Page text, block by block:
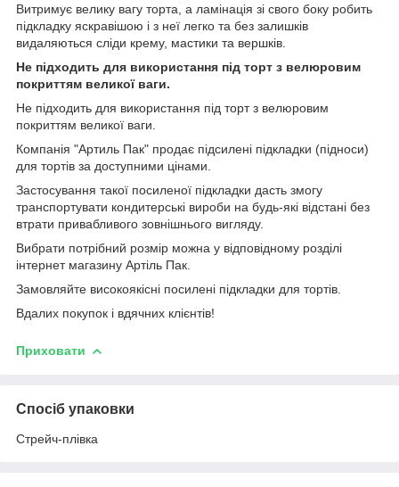
Витримує велику вагу торта, а ламінація зі свого боку робить
підкладку яскравішою і з неї легко та без залишків
видаляються сліди крему, мастики та вершків.
Не підходить для використання під торт з велюровим
покриттям великої ваги.
Не підходить для використання під торт з велюровим
покриттям великої ваги.
Компанія "Артиль Пак" продає підсилені підкладки (підноси)
для тортів за доступними цінами.
Застосування такої посиленої підкладки дасть змогу
транспортувати кондитерські вироби на будь-які відстані без
втрати привабливого зовнішнього вигляду.
Вибрати потрібний розмір можна у відповідному розділі
інтернет магазину Артіль Пак.
Замовляйте високоякісні посилені підкладки для тортів.
Вдалих покупок і вдячних клієнтів!
Приховати
Спосіб упаковки
Стрейч-плівка